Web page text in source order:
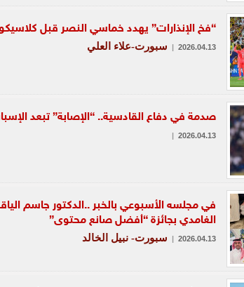
“فخ الإنذارات” يهدد خماسي النصر قبل
2026.04.13
| سبورت-علاء العلي
صدمة في دفاع القادسية.. “الإصابة” تبعد
2026.04.13
|
في مجلسه الأسبوعي بالخبر ..الدكتور جاسم
الغامدي بجائزة “أفضل صانع محتوى”
2026.04.13
| سبورت- نبيل الخالد